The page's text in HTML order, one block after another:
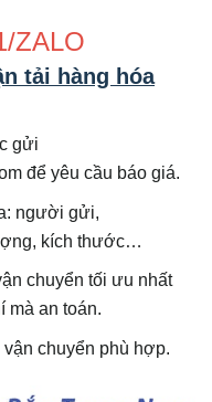
ZALO
tải hàng hóa
gửi
để yêu cầu báo giá.
người gửi,
kích thước…
chuyển tối ưu nhất
mà an toán.
chuyển phù hợp.